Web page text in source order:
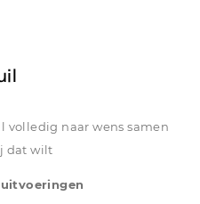
volledig naar wens samen
dat wilt